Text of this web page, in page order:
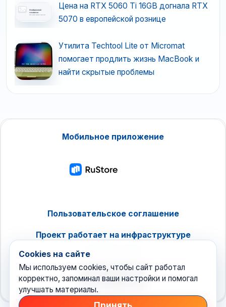
Цена на RTX 5060 Ti 16GB догнала RTX
5070 в европейской рознице
Утилита Techtool Lite от Micromat
помогает продлить жизнь MacBook и
найти скрытые проблемы
Мобильное приложение
Пользовательское соглашение
Проект работает на инфраструктуре
Cookies на сайте
Мы используем cookies, чтобы сайт работал
корректно, запоминал ваши настройки и помогал
улучшать материалы.